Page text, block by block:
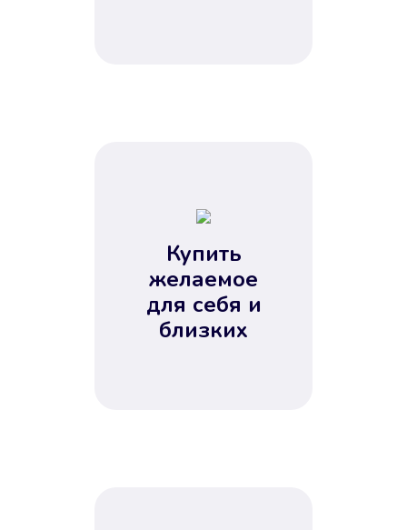
Купить
желаемое
для себя и
близких